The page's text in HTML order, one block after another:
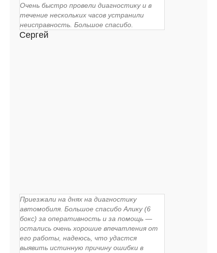
Очень быстро провели диагностику и в
течение нескольких часов устранили
неисправность. Большое спасибо.
Сергей
Приезжали на днях на диагностику
автомобиля. Большое спасибо Алику (6
бокс) за оперативность и за помощь —
остались очень хорошие впечатления от
его работы, надеюсь, что удастся
выявить истинную причину ошибки в